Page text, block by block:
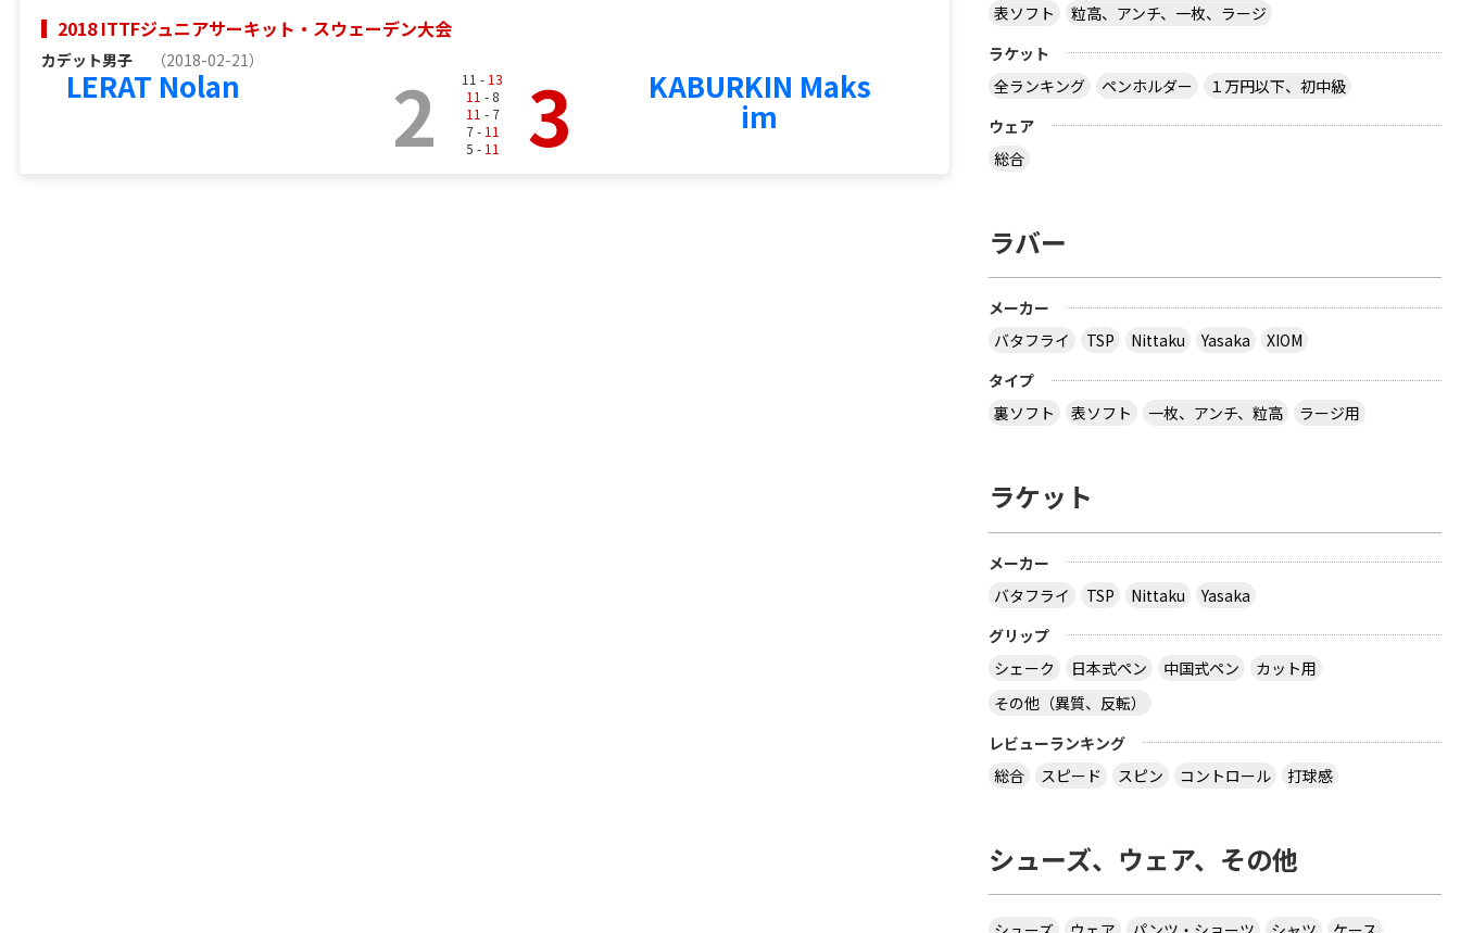
2018 ITTFジュニアサーキット・スウェーデン大会
カデット男子 （2018-02-21）
LERAT Nolan 2 11 - 13
11 - 8
11 - 7
7 - 11
5 - 11 3 KABURKIN Maks
im
表ソフト
粒高、アンチ、一枚、ラージ
ラケット
全ランキング
ペンホルダー
１万円以下、初中級
ウェア
総合
ラバー
メーカー
バタフライ
TSP Nittaku Yasaka
XIOM
タイプ
裏ソフト
表ソフト 一枚、アンチ、粒高 ラージ用
ラケット
メーカー
バタフライ
TSP Nittaku
Yasaka
グリップ
シェーク
日本式ペン 中国式ペン
カット用
その他（異質、反転）
レビューランキング
総合
スピード スピン コントロール 打球感
シューズ、ウェア、その他